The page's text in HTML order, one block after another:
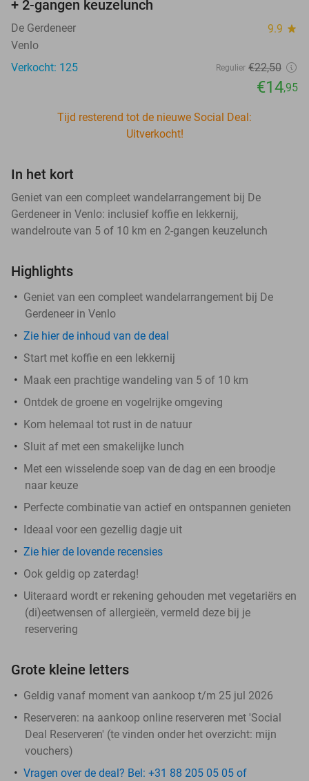
+ 2-gangen keuzelunch
De Gerdeneer 9.9 star
Venlo
Verkocht: 125
Regulier €22,50
€14,95
Tijd resterend tot de nieuwe Social Deal:
Uitverkocht!
In het kort
Geniet van een compleet wandelarrangement bij De
Gerdeneer in Venlo: inclusief koffie en lekkernij,
wandelroute van 5 of 10 km en 2-gangen keuzelunch
Highlights
Geniet van een compleet wandelarrangement bij De
Gerdeneer in Venlo
Zie hier de inhoud van de deal
Start met koffie en een lekkernij
Maak een prachtige wandeling van 5 of 10 km
Ontdek de groene en vogelrijke omgeving
Kom helemaal tot rust in de natuur
Sluit af met een smakelijke lunch
Met een wisselende soep van de dag en een broodje
naar keuze
Perfecte combinatie van actief en ontspannen genieten
Ideaal voor een gezellig dagje uit
Zie hier de lovende recensies
Ook geldig op zaterdag!
Uiteraard wordt er rekening gehouden met vegetariërs en
(di)eetwensen of allergieën, vermeld deze bij je
reservering
Grote kleine letters
Geldig vanaf moment van aankoop t/m 25 jul 2026
Reserveren: na aankoop online reserveren met 'Social
Deal Reserveren' (te vinden onder het overzicht: mijn
vouchers)
Vragen over de deal? Bel: +31 88 205 05 05 of